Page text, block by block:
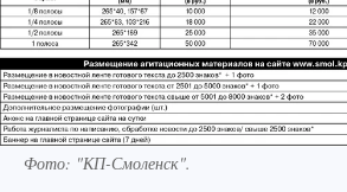
Фото: "КП-Смоленск".